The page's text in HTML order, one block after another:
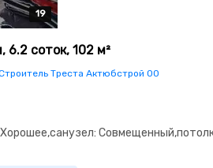
19
19
19
19
19
соток, 102 м²
Треста Актюбстрой 00
Хорошее,санузел: